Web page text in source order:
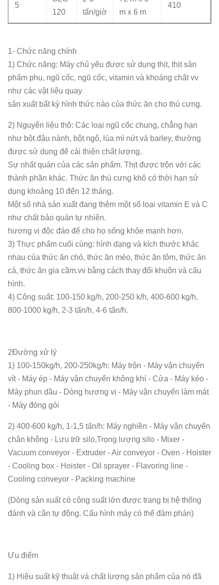
5
120
tấn/giờ
m x 6 m
410
1- Chức năng chính
1) Chức năng: Máy chủ yếu được sử dụng thịt, thịt sản
phẩm phụ, ngũ cốc, ngũ cốc, vitamin và khoáng chất vv
như các vật liệu quay
sản xuất bất kỳ hình thức nào của thức ăn cho thú cưng.
2) Nguyên liệu thô: Các loại ngũ cốc chung, chẳng hạn
như bột đậu nành, bột ngô, lúa mì nứt và barley, thường
được sử dụng để cải thiện chất lượng.
Sự nhất quán của các sản phẩm. Thịt được trộn với các
thành phần khác. Thức ăn thú cưng khô có thời hạn sử
dụng khoảng 10 đến 12 tháng.
Một số nhà sản xuất đang thêm một số loại vitamin E và C
như chất bảo quản tự nhiên.
hương vị độc đáo để cho họ sống khỏe mạnh hơn.
3) Thực phẩm cuối cùng: hình dạng và kích thước khác
nhau của thức ăn chó, thức ăn mèo, thức ăn tôm, thức ăn
cá, thức ăn gia cầm.vv bằng cách thay đổi khuôn và cấu
hình.
4) Công suất: 100-150 kg/h, 200-250 k/h, 400-600 kg/h,
800-1000 kg/h, 2-3 tấn/h, 4-6 tấn/h.
2Đường xử lý
1) 100-150kg/h, 200-250kg/h: Máy trộn - Máy vận chuyển
vít - Máy ép - Máy vận chuyển không khí - Cửa - Máy kéo -
Máy phun dầu - Dòng hương vị - Máy vận chuyển làm mát
- Máy đóng gói
2) 400-600 kg/h, 1-1,5 tấn/h: Máy nghiền - Máy vận chuyển
chân không - Lưu trữ silo,Trọng lượng silo - Mixer -
Vacuum conveyor - Extruder - Air conveyor - Oven - Hoister
- Cooling box - Hoister - Oil sprayer - Flavoring line -
Cooling conveyor - Packing machine
(Dòng sản xuất có công suất lớn được trang bị hệ thống
đánh và cân tự động. Cấu hình máy có thể đàm phán)
Ưu điểm
1) Hiệu suất kỹ thuật và chất lượng sản phẩm của nó đã